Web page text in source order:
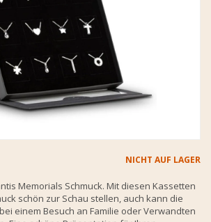
NICHT AUF LAGER
Memorials Schmuck. Mit diesen Kassetten
schön zur Schau stellen, auch kann die
einem Besuch an Familie oder Verwandten